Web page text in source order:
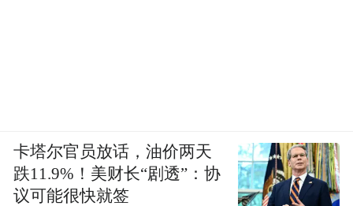
卡塔尔官员放话，油价两天
跌11.9%！美财长“剧透”：协
议可能很快就签